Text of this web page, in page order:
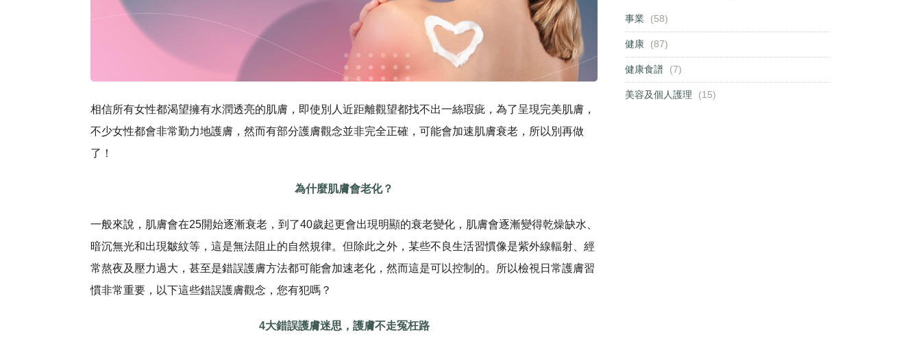
相信所有女性都渴望擁有水潤透亮的肌膚，即使別人近距離觀望都找不出一絲瑕疵，為了呈現完美肌膚，
不少女性都會非常勤力地護膚，然而有部分護膚觀念並非完全正確，可能會加速肌膚衰老，所以別再做
了！
為什麼肌膚會老化？
一般來說，肌膚會在25開始逐漸衰老，到了40歲起更會出現明顯的衰老變化，肌膚會逐漸變得乾燥缺水、
暗沉無光和出現皺紋等，這是無法阻止的自然規律。但除此之外，某些不良生活習慣像是紫外線輻射、經
常熬夜及壓力過大，甚至是錯誤護膚方法都可能會加速老化，然而這是可以控制的。所以檢視日常護膚習
慣非常重要，以下這些錯誤護膚觀念，您有犯嗎？
4大錯誤護膚迷思 ， 護膚不走冤枉路
事業 (58)
健康 (87)
健康食譜 (7)
美容及個人護理 (15)